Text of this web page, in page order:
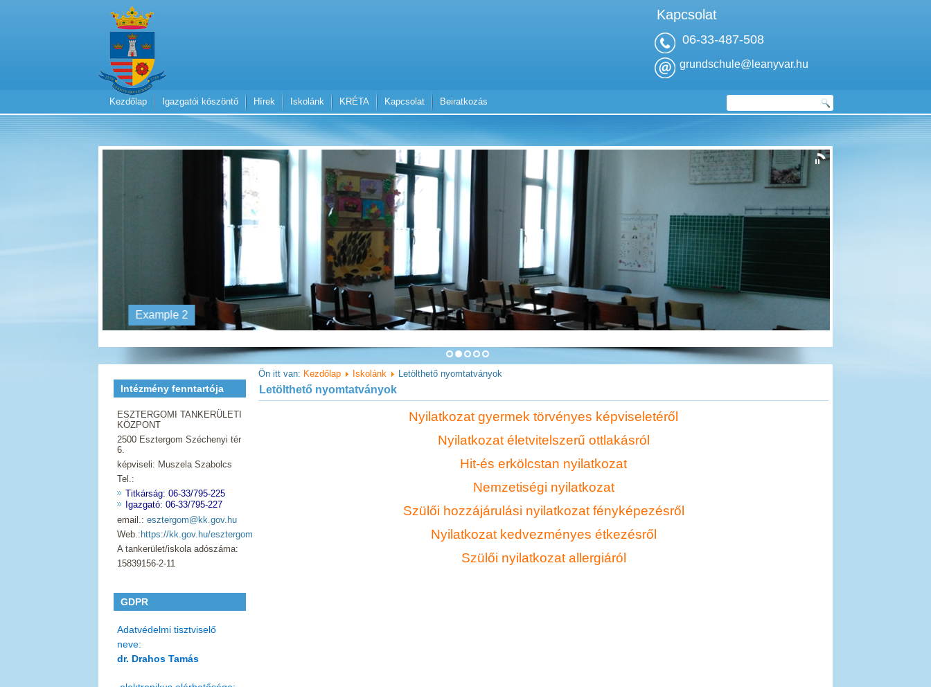
Example 2
06-33-487-508
grundschule@leanyvar.hu
Kapcsolat
Kezdőlap Igazgatói köszöntő Hírek Iskolánk KRÉTA Kapcsolat Beiratkozás
Intézmény fenntartója
ESZTERGOMI TANKERÜLETI
KÖZPONT
2500 Esztergom Széchenyi tér
6.
képviseli: Muszela Szabolcs
Tel.:
Titkárság: 06-33/795-225
Igazgató: 06-33/795-227
email.: esztergom@kk.gov.hu
Web.: https://kk.gov.hu/esztergom
A tankerület/iskola adószáma:
15839156-2-11
GDPR
Adatvédelmi tisztviselő
neve:
dr. Drahos Tamás
Ön itt van: Kezdőlap Iskolánk Letölthető nyomtatványok
Letölthető nyomtatványok
Nyilatkozat gyermek törvényes képviseletéről
Nyilatkozat életvitelszerű ottlakásról
Hit-és erkölcstan nyilatkozat
Nemzetiségi nyilatkozat
Szülői hozzájárulási nyilatkozat fényképezésről
Nyilatkozat kedvezményes étkezésről
Szülői nyilatkozat allergiáról